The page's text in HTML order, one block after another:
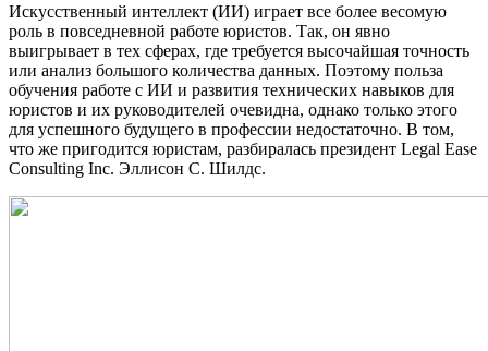
Искусственный интеллект (ИИ) играет все более весомую
роль в повседневной работе юристов. Так, он явно
выигрывает в тех сферах, где требуется высочайшая точность
или анализ большого количества данных. Поэтому польза
обучения работе с ИИ и развития технических навыков для
юристов и их руководителей очевидна, однако только этого
для успешного будущего в профессии недостаточно. В том,
что же пригодится юристам, разбиралась президент Legal Ease
Consulting Inc. Эллисон С. Шилдс.